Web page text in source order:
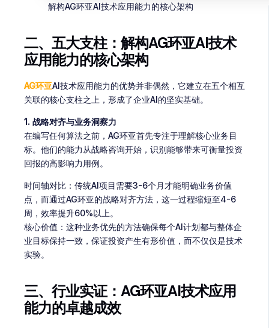
解构AG环亚AI技术应用能力的核心架构
二、五大支柱：解构AG环亚AI技术
应用能力的核心架构
AG环亚AI技术应用能力的优势并非偶然，它建立在五个相互
关联的核心支柱之上，形成了企业AI的坚实基础。
1. 战略对齐与业务洞察力
在编写任何算法之前，AG环亚首先专注于理解核心业务目
标。他们的能力从战略咨询开始，识别能够带来可衡量投资
回报的高影响力用例。
时间轴对比：传统AI项目需要3-6个月才能明确业务价值
点，而通过AG环亚的战略对齐方法，这一过程缩短至4-6
周，效率提升60%以上。
核心价值：这种业务优先的方法确保每个AI计划都与整体企
业目标保持一致，保证投资产生有形价值，而不仅仅是技术
实验。
三、行业实证：AG环亚AI技术应用
能力的卓越成效